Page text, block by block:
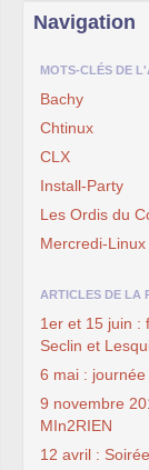
Navigation
MOTS-CLÉS DE
Bachy
Chtinux
CLX
Install-Party
Les Ordis du
Mercredi-
ARTICLES DE LA
1er et 15 juin :
Seclin et
6 mai :
9 novembre
MIn2RIEN
12 avril :